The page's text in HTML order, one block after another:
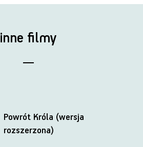
inne filmy
Powrót Króla (wersja
rozszerzona)